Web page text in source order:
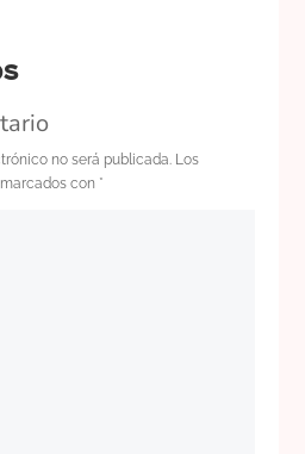
no será publicada. Los
con *